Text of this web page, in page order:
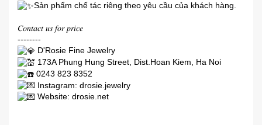
Sản phẩm chế tác riêng theo yêu cầu của khách hàng.
𝐶𝑜𝑛𝑡𝑎𝑐𝑡 𝑢𝑠 𝑓𝑜𝑟 𝑝𝑟𝑖𝑐𝑒
--------
D'Rosie Fine Jewelry
173A Phung Hung Street, Dist.Hoan Kiem, Ha Noi
0243 823 8352
Instagram: drosie.jewelry
Website: drosie.net